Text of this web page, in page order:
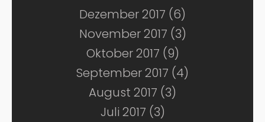
Dezember 2017 (6)
November 2017 (3)
Oktober 2017 (9)
September 2017 (4)
August 2017 (3)
Juli 2017 (3)